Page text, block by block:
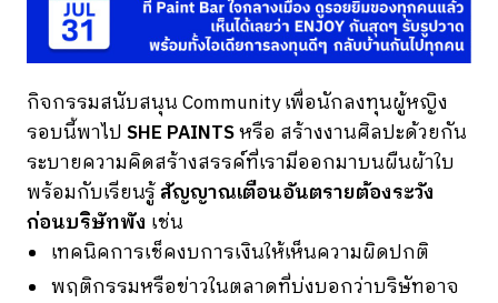
กิจกรรมสนับสนุน Community เพื่อนักลงทุนผู้หญิง
รอบนี้พาไป SHE PAINTSหรือ สร้างงานศิลปะด้วยกัน
ระบายความคิดสร้างสรรค์ที่เรามีออกมาบนผืนผ้าใบ
พร้อมกับเรียนรู้สัญญาณเตือนอันตรายต้องระวัง
ก่อนบริษัทพัง เช่น
เทคนิคการเช็คงบการเงินให้เห็นความผิดปกติ
พฤติกรรมหรือข่าวในตลาดที่บ่งบอกว่าบริษัทอาจ